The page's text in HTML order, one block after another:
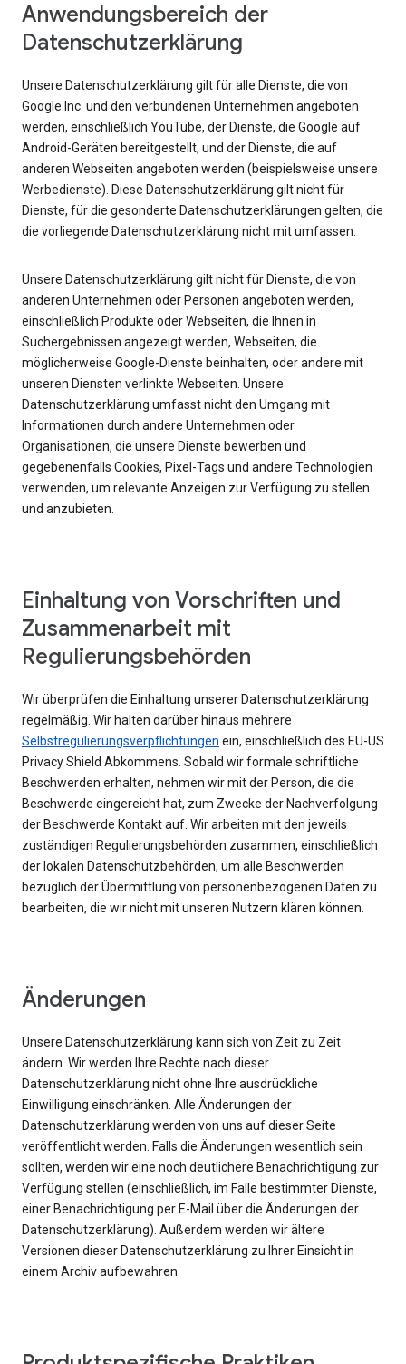
Anwendungsbereich der
Datenschutzerklärung
Unsere Datenschutzerklärung gilt für alle Dienste, die von
Google Inc. und den verbundenen Unternehmen angeboten
werden, einschließlich YouTube, der Dienste, die Google auf
Android-Geräten bereitgestellt, und der Dienste, die auf
anderen Webseiten angeboten werden (beispielsweise unsere
Werbedienste). Diese Datenschutzerklärung gilt nicht für
Dienste, für die gesonderte Datenschutzerklärungen gelten, die
die vorliegende Datenschutzerklärung nicht mit umfassen.
Unsere Datenschutzerklärung gilt nicht für Dienste, die von
anderen Unternehmen oder Personen angeboten werden,
einschließlich Produkte oder Webseiten, die Ihnen in
Suchergebnissen angezeigt werden, Webseiten, die
möglicherweise Google-Dienste beinhalten, oder andere mit
unseren Diensten verlinkte Webseiten. Unsere
Datenschutzerklärung umfasst nicht den Umgang mit
Informationen durch andere Unternehmen oder
Organisationen, die unsere Dienste bewerben und
gegebenenfalls Cookies, Pixel-Tags und andere Technologien
verwenden, um relevante Anzeigen zur Verfügung zu stellen
und anzubieten.
Einhaltung von Vorschriften und
Zusammenarbeit mit
Regulierungsbehörden
Wir überprüfen die Einhaltung unserer Datenschutzerklärung
regelmäßig. Wir halten darüber hinaus mehrere
Selbstregulierungsverpflichtungen ein, einschließlich des EU-US
Privacy Shield Abkommens. Sobald wir formale schriftliche
Beschwerden erhalten, nehmen wir mit der Person, die die
Beschwerde eingereicht hat, zum Zwecke der Nachverfolgung
der Beschwerde Kontakt auf. Wir arbeiten mit den jeweils
zuständigen Regulierungsbehörden zusammen, einschließlich
der lokalen Datenschutzbehörden, um alle Beschwerden
bezüglich der Übermittlung von personenbezogenen Daten zu
bearbeiten, die wir nicht mit unseren Nutzern klären können.
Änderungen
Unsere Datenschutzerklärung kann sich von Zeit zu Zeit
ändern. Wir werden Ihre Rechte nach dieser
Datenschutzerklärung nicht ohne Ihre ausdrückliche
Einwilligung einschränken. Alle Änderungen der
Datenschutzerklärung werden von uns auf dieser Seite
veröffentlicht werden. Falls die Änderungen wesentlich sein
sollten, werden wir eine noch deutlichere Benachrichtigung zur
Verfügung stellen (einschließlich, im Falle bestimmter Dienste,
einer Benachrichtigung per E-Mail über die Änderungen der
Datenschutzerklärung). Außerdem werden wir ältere
Versionen dieser Datenschutzerklärung zu Ihrer Einsicht in
einem Archiv aufbewahren.